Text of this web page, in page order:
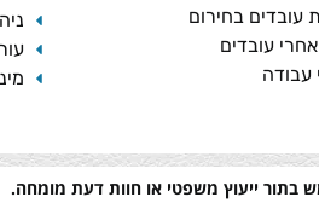
עובדים בחירום
עובדים
עבודה
בתור ייעוץ משפטי או חוות דעת מומחה.